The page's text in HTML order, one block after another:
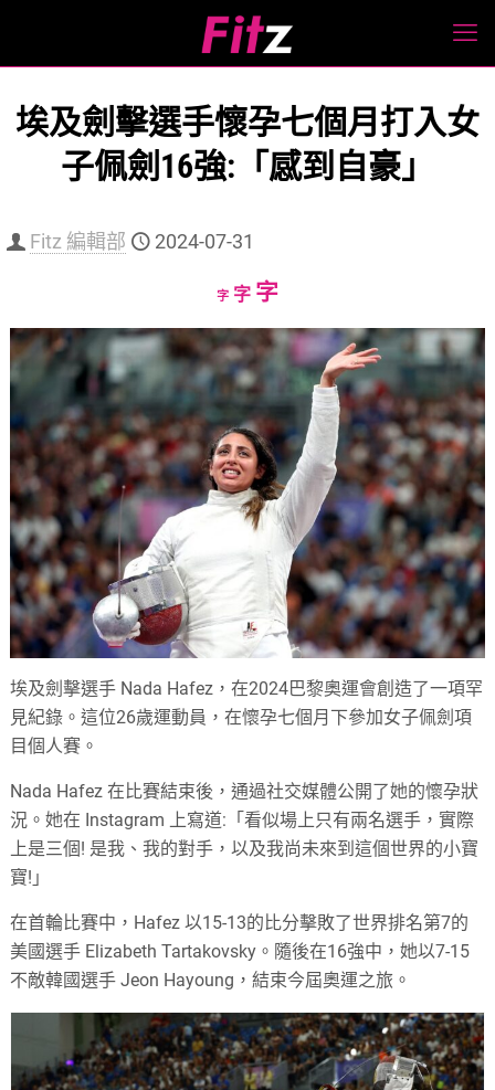
埃及劍擊選手懷孕七個月打入女
子佩劍16強:「感到自豪」
Fitz 編輯部 2024-07-31
字Decrease
size.
字Reset
size.
字Increase
size.
埃及劍擊選手 Nada Hafez，在2024巴黎奧運會創造了一項罕
見紀錄。這位26歲運動員，在懷孕七個月下參加女子佩劍項
目個人賽。
Nada Hafez 在比賽結束後，通過社交媒體公開了她的懷孕狀
況。她在 Instagram 上寫道:「看似場上只有兩名選手，實際
上是三個! 是我、我的對手，以及我尚未來到這個世界的小寶
寶!」
在首輪比賽中，Hafez 以15-13的比分擊敗了世界排名第7的
美國選手 Elizabeth Tartakovsky。隨後在16強中，她以7-15
不敵韓國選手 Jeon Hayoung，結束今屆奧運之旅。